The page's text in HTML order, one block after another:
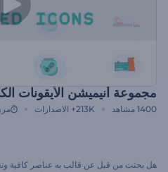
مجموعة أنيميشن الأيقونات
1400 مشاهد 213K+ الاصدارات
هل بحثت من قبل عن قالب به عناصر كافية